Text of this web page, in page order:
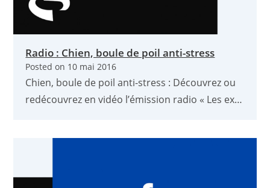
Radio : Chien, boule de poil anti-stress
Posted on 10 mai 2016
Chien, boule de poil anti-stress : Découvrez ou
redécouvrez en vidéo l’émission radio « Les ex…